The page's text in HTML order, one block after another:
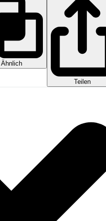
Ähnlich
Teilen